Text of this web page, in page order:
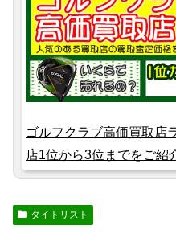
ゴルフクラブ高価買取店
店1位から3位までをご紹
タイトリスト